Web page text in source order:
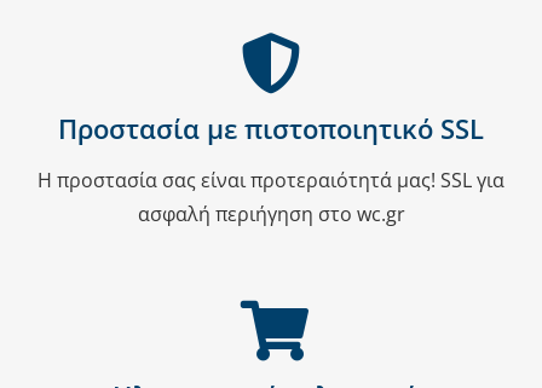
επιλεγούν
σελίδα
Προστασία με πιστοποιητικό SSL
Η προστασία σας είναι προτεραιότητά μας! SSL για
ασφαλή περιήγηση στο wc.gr